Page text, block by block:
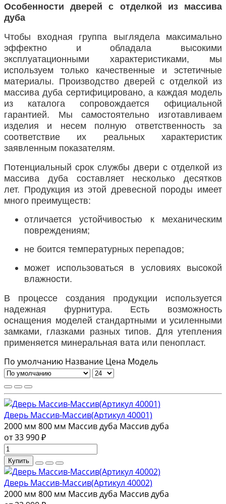
Особенности дверей с отделкой из массива
дуба
Чтобы входная группа выглядела максимально
эффектно и обладала высокими
эксплуатационными характеристиками, мы
используем только качественные и эстетичные
материалы. Производство дверей с отделкой из
массива дуба сертифицировано, а каждая модель
из каталога сопровождается официальной
гарантией. Мы самостоятельно изготавливаем
изделия и несем полную ответственность за
соответствие их реальных характеристик
заявленным показателям.
Потенциальный срок службы двери с отделкой из
массива дуба составляет несколько десятков
лет. Продукция из этой древесной породы имеет
много преимуществ:
отличается устойчивостью к механическим
повреждениям;
не боится температурных перепадов;
может использоваться в условиях высокой
влажности.
В процессе создания продукции используется
надежная фурнитура. Есть возможность
оснащения моделей стандартными и усиленными
замками, глазками разных типов. Для утепления
применяется минеральная вата или пенопласт.
По умолчанию Название Цена Модель
Дверь Массив-Массив(Артикул 40001)
2000 мм 800 мм Массив дуба Массив дуба
от 33 990 ₽
Купить
Дверь Массив-Массив(Артикул 40002)
2000 мм 800 мм Массив дуба Массив дуба